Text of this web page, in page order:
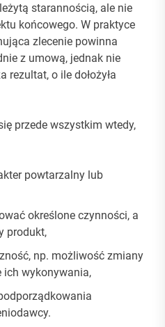
starannością, ale nie
końcowego. W praktyce
zlecenie powinna
z umową, jednak nie
o ile dołożyła
przede wszystkim wtedy,
powtarzalny lub
określone czynności, a
produkt,
np. możliwość zmiany
ich wykonywania,